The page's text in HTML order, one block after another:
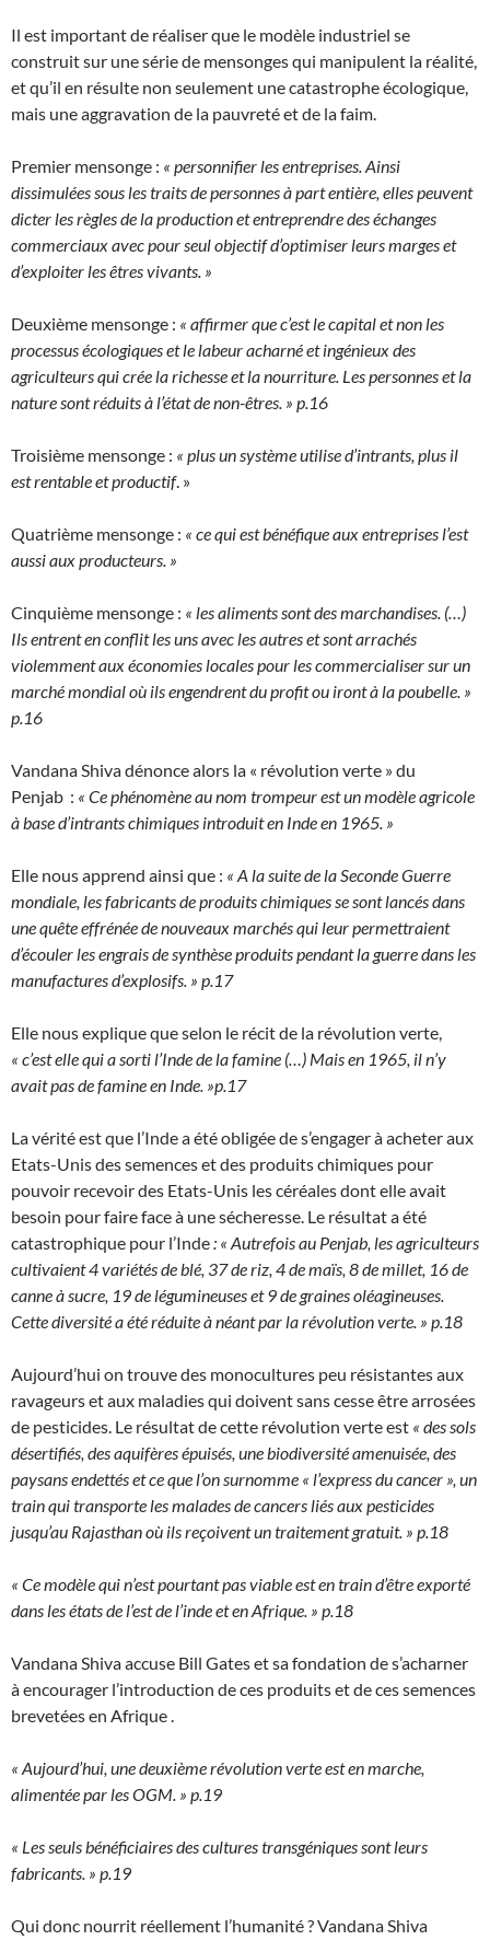
Il est important de réaliser que le modèle industriel se
construit sur une série de mensonges qui manipulent la réalité,
et qu’il en résulte non seulement une catastrophe écologique,
mais une aggravation de la pauvreté et de la faim.
Premier mensonge : « personnifier les entreprises. Ainsi
dissimulées sous les traits de personnes à part entière, elles peuvent
dicter les règles de la production et entreprendre des échanges
commerciaux avec pour seul objectif d’optimiser leurs marges et
d’exploiter les êtres vivants. »
Deuxième mensonge : « affirmer que c’est le capital et non les
processus écologiques et le labeur acharné et ingénieux des
agriculteurs qui crée la richesse et la nourriture. Les personnes et la
nature sont réduits à l’état de non-êtres. » p.16
Troisième mensonge : « plus un système utilise d’intrants, plus il
est rentable et productif. »
Quatrième mensonge : « ce qui est bénéfique aux entreprises l’est
aussi aux producteurs. »
Cinquième mensonge : « les aliments sont des marchandises. (…)
Ils entrent en conflit les uns avec les autres et sont arrachés
violemment aux économies locales pour les commercialiser sur un
marché mondial où ils engendrent du profit ou iront à la poubelle. »
p.16
Vandana Shiva dénonce alors la « révolution verte » du
Penjab : « Ce phénomène au nom trompeur est un modèle agricole
à base d’intrants chimiques introduit en Inde en 1965. »
Elle nous apprend ainsi que : « A la suite de la Seconde Guerre
mondiale, les fabricants de produits chimiques se sont lancés dans
une quête effrénée de nouveaux marchés qui leur permettraient
d’écouler les engrais de synthèse produits pendant la guerre dans les
manufactures d’explosifs. » p.17
Elle nous explique que selon le récit de la révolution verte,
« c’est elle qui a sorti l’Inde de la famine (…) Mais en 1965, il n’y
avait pas de famine en Inde. »p.17
La vérité est que l’Inde a été obligée de s’engager à acheter aux
Etats-Unis des semences et des produits chimiques pour
pouvoir recevoir des Etats-Unis les céréales dont elle avait
besoin pour faire face à une sécheresse. Le résultat a été
catastrophique pour l’Inde: « Autrefois au Penjab, les agriculteurs
cultivaient 4 variétés de blé, 37 de riz, 4 de maïs, 8 de millet, 16 de
canne à sucre, 19 de légumineuses et 9 de graines oléagineuses.
Cette diversité a été réduite à néant par la révolution verte. » p.18
Aujourd’hui on trouve des monocultures peu résistantes aux
ravageurs et aux maladies qui doivent sans cesse être arrosées
de pesticides. Le résultat de cette révolution verte est « des sols
désertifiés, des aquifères épuisés, une biodiversité amenuisée, des
paysans endettés et ce que l’on surnomme « l’express du cancer », un
train qui transporte les malades de cancers liés aux pesticides
jusqu’au Rajasthan où ils reçoivent un traitement gratuit. » p.18
« Ce modèle qui n’est pourtant pas viable est en train d’être exporté
dans les états de l’est de l’inde et en Afrique. » p.18
Vandana Shiva accuse Bill Gates et sa fondation de s’acharner
à encourager l’introduction de ces produits et de ces semences
brevetées en Afrique .
« Aujourd’hui, une deuxième révolution verte est en marche,
alimentée par les OGM. » p.19
« Les seuls bénéficiaires des cultures transgéniques sont leurs
fabricants. » p.19
Qui donc nourrit réellement l’humanité ? Vandana Shiva